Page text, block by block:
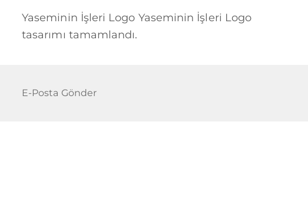
Yaseminin İşleri Logo Yaseminin İşleri Logo
tasarımı tamamlandı.
E-Posta Gönder